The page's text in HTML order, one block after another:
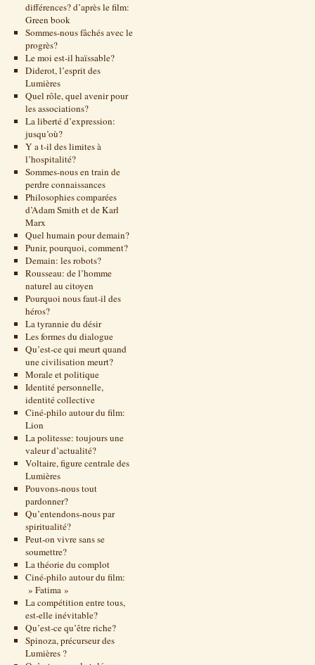
différences? d’après le film:
Green book
Sommes-nous fâchés avec le
progrès?
Le moi est-il haïssable?
Diderot, l’esprit des
Lumières
Quel rôle, quel avenir pour
les associations?
La liberté d’expression:
jusqu’où?
Y a t-il des limites à
l’hospitalité?
Sommes-nous en train de
perdre connaissances
Philosophies comparées
d’Adam Smith et de Karl
Marx
Quel humain pour demain?
Punir, pourquoi, comment?
Demain: les robots?
Rousseau: de l’homme
naturel au citoyen
Pourquoi nous faut-il des
héros?
La tyrannie du désir
Les formes du dialogue
Qu’est-ce qui meurt quand
une civilisation meurt?
Morale et politique
Identité personnelle,
identité collective
Ciné-philo autour du film:
Lion
La politesse: toujours une
valeur d’actualité?
Voltaire, figure centrale des
Lumières
Pouvons-nous tout
pardonner?
Qu’entendons-nous par
spiritualité?
Peut-on vivre sans se
soumettre?
La théorie du complot
Ciné-philo autour du film:
» Fatima »
La compétition entre tous,
est-elle inévitable?
Qu’est-ce qu’être riche?
Spinoza, précurseur des
Lumières ?